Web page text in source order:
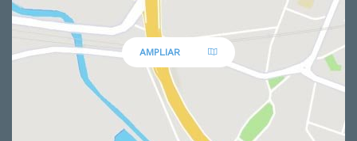
AMPLIAR